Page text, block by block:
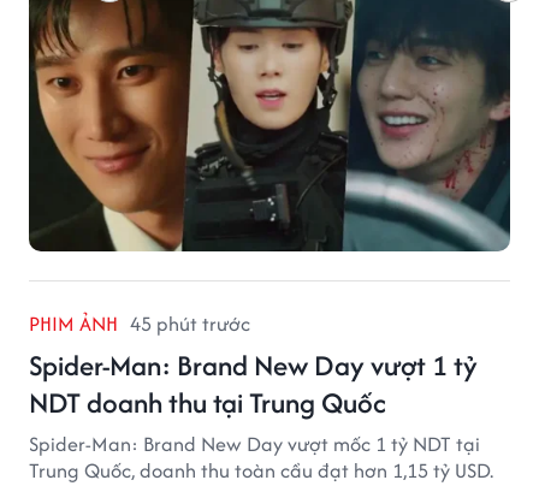
PHIM ẢNH 45 phút trước
Spider-Man: Brand New Day vượt 1 tỷ
NDT doanh thu tại Trung Quốc
Spider-Man: Brand New Day vượt mốc 1 tỷ NDT tại
Trung Quốc, doanh thu toàn cầu đạt hơn 1,15 tỷ USD.